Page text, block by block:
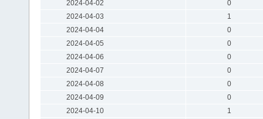
2024-04-02
0
2024-04-03
1
2024-04-04
0
2024-04-05
0
2024-04-06
0
2024-04-07
0
2024-04-08
0
2024-04-09
0
2024-04-10
1